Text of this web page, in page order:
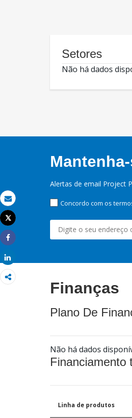
Email
Imprimir
Tweet
Share
Setores
Não há dados
Alertas de email Project
Concordo com os
Finanças
Plano De
Não há dados
Financiamento
Linha de produtos